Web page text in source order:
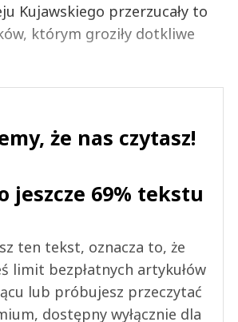
Kujawskiego przerzucały to
którym groziły dotkliwe
że nas czytasz!
jeszcze 69% tekstu
ten tekst, oznacza to, że
limit bezpłatnych artykułów
lub próbujesz przeczytać
dostępny wyłącznie dla